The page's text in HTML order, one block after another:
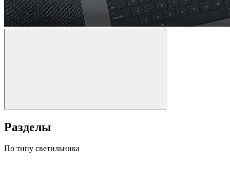
Разделы
По типу светильника